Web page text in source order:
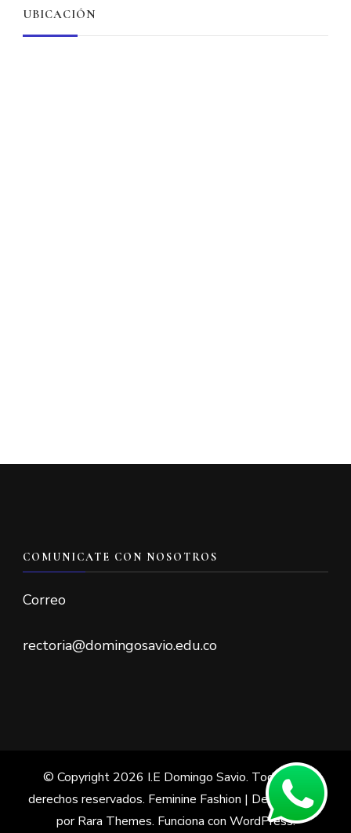
UBICACIÓN
COMUNICATE CON NOSOTROS
Correo
rectoria@domingosavio.edu.co
© Copyright 2026 I.E Domingo Savio. Todos los
derechos reservados. Feminine Fashion | Desarrollado
porRara Themes. Funciona con WordPress.